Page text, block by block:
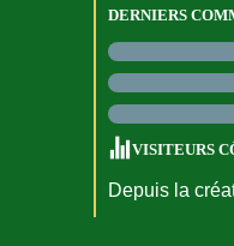
DERNIERS
VISITEURS
Depuis la